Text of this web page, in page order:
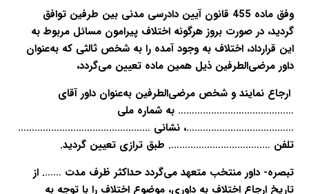
وفق ماده 455 قانون آیین دادرسی مدنی بین طرفین توافق
گردید، در صورت بروز هرگونه اختلاف پیرامون مسائل مربوط به
این قرارداد، اختلاف به وجود آمده را به شخص ثالثی که به‌عنوان
داور مرضی‌الطرفین ذیل همین ماده تعیین می‌گردد،
ارجاع نمایند و شخص مرضی‌الطرفین به‌عنوان داور آقای
…………………………………… به شماره ملی
…………………………………، نشانی …………………………………………
تلفن ………………………………. طبق ترازی تعیین گردید.
تبصره- داور منتخب متعهد می‌گردد حداکثر ظرف مدت ……. از
تاریخ ارجاع اختلاف به داوری، موضوع اختلاف را با توجه به